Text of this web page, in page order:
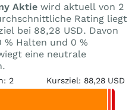
Aktie wird aktuell von 2
Rating liegt
bei 88,28 USD. Davon
% Halten und 0 %
eine neutrale
2 Kursziel: 88,28 USD